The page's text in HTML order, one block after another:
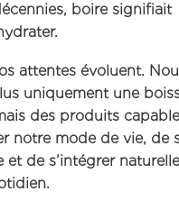
boire signifiait
attentes évoluent.
uniquement une
des produits
notre mode de vie, de
et de s’intégrer